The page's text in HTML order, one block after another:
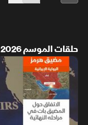
حلقات الموسم 2026